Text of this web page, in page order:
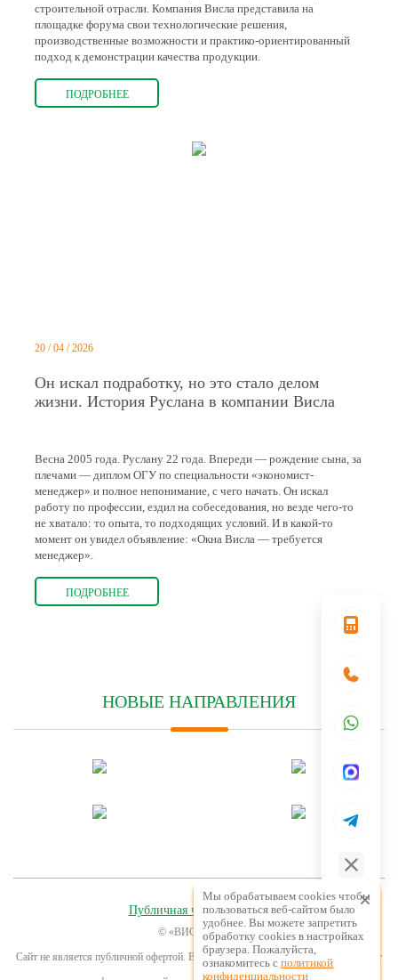
строительной отрасли. Компания Висла представила на
площадке форума свои технологические решения,
производственные возможности и практико-ориентированный
подход к демонстрации качества продукции.
ПОДРОБНЕЕ
20 / 04 / 2026
Он искал подработку, но это стало делом
жизни. История Руслана в компании Висла
Весна 2005 года. Руслану 22 года. Впереди — рождение сына, за
плечами — диплом ОГУ по специальности «экономист-
менеджер» и полное непонимание, с чего начать. Он искал
работу по профессии, ездил на собеседования, но везде чего-то
не хватало: то опыта, то подходящих условий. И в какой-то
момент он увидел объявление: «Окна Висла — требуется
менеджер».
ПОДРОБНЕЕ
НОВЫЕ НАПРАВЛЕНИЯ
Публичная часть договора
© «ВИСЛА» 2026
Сайт не является публичной офертой. Все содержащиеся на Сайте сведения носят
Мы обрабатываем cookies чтобы
пользоваться веб-сайтом было
удобнее. Вы можете запретить
обработку сookies в настройках
браузера. Пожалуйста,
ознакомитесь с политикой
конфиденциальности